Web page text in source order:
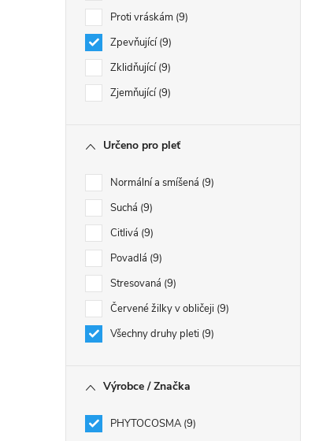
Proti vráskám 9
Zpevňující 9
Zklidňující 9
Zjemňující 9
Určeno pro pleť
Normální a smíšená 9
Suchá 9
Citlivá 9
Povadlá 9
Stresovaná 9
Červené žilky v obličeji 9
Všechny druhy pleti 9
Výrobce / Značka
PHYTOCOSMA 9